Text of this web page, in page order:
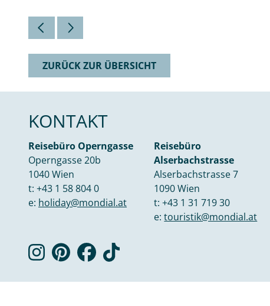
ZURÜCK ZUR ÜBERSICHT
KONTAKT
Reisebüro Operngasse
Operngasse 20b
1040 Wien
t: +43 1 58 804 0
e: holiday@mondial.at
Reisebüro
Alserbachstrasse
Alserbachstrasse 7
1090 Wien
t:+43 1 31 719 30
e:touristik@mondial.at